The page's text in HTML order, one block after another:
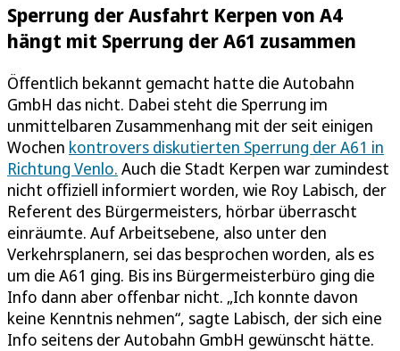
Sperrung der Ausfahrt Kerpen von A4
hängt mit Sperrung der A61 zusammen
Öffentlich bekannt gemacht hatte die Autobahn
GmbH das nicht. Dabei steht die Sperrung im
unmittelbaren Zusammenhang mit der seit einigen
Wochen kontrovers diskutierten Sperrung der A61 in
Richtung Venlo. Auch die Stadt Kerpen war zumindest
nicht offiziell informiert worden, wie Roy Labisch, der
Referent des Bürgermeisters, hörbar überrascht
einräumte. Auf Arbeitsebene, also unter den
Verkehrsplanern, sei das besprochen worden, als es
um die A61 ging. Bis ins Bürgermeisterbüro ging die
Info dann aber offenbar nicht. „Ich konnte davon
keine Kenntnis nehmen“, sagte Labisch, der sich eine
Info seitens der Autobahn GmbH gewünscht hätte.